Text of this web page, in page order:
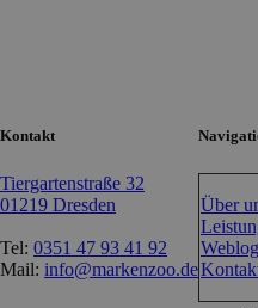
Kontakt
Tiergartenstraße 32
01219 Dresden
Tel: 0351 47 93 41 92
Mail: info@markenzoo.de
Über
Weblog